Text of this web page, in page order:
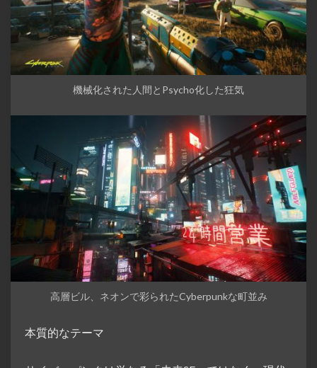
機械化された人間とPsycho化した狂気
高層ビル、ネオンで彩られたCyberpunkな町並み
本質的なテーマ